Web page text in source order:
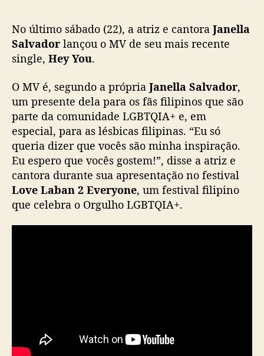
r
l
a
M
V
p
a
r
a
“
H
e
y
No último sábado (22), a atriz e cantora Janella
Salvador lançou o MV de seu mais recente
single, Hey You.
O MV é, segundo a própria Janella Salvador,
um presente dela para os fãs filipinos que são
parte da comunidade LGBTQIA+ e, em
especial, para as lésbicas filipinas. “Eu só
queria dizer que vocês são minha inspiração.
Eu espero que vocês gostem!”, disse a atriz e
cantora durante sua apresentação no festival
Love Laban 2 Everyone, um festival filipino
que celebra o Orgulho LGBTQIA+.